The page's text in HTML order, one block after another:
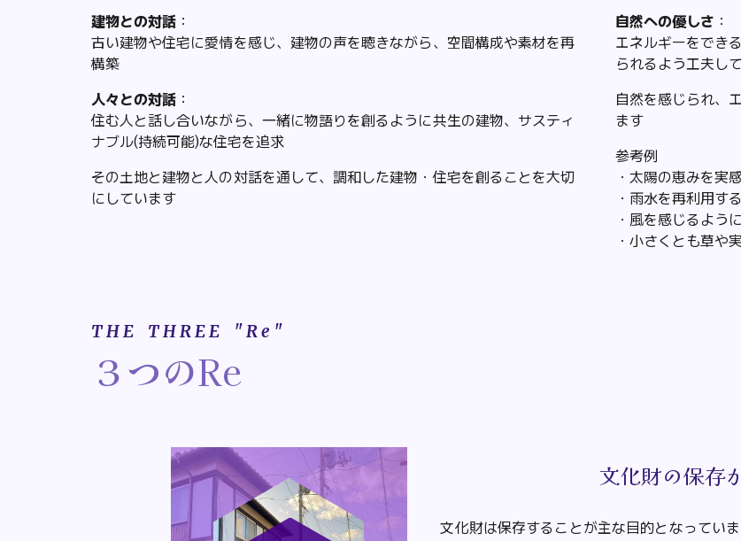
建物との対話：
古い建物や住宅に愛情を感じ、建物の声を聴きながら、空間構成や素材を再
構築
人々との対話：
住む人と話し合いながら、一緒に物語りを創るように共生の建物、サスティ
ナブル(持続可能)な住宅を追求
その土地と建物と人の対話を通して、調和した建物・住宅を創ることを大切
にしています
自然への優しさ ：
エネルギーをでき
られるよう工夫し
自然を感じられ、
ます
参考例
・太陽の恵みを実
・雨水を再利用す
・風を感じるよう
・小さくとも草
T H E T H R E E " R e "
３つのRe
文化財の保存
文化財は保存することが主な目的となってい